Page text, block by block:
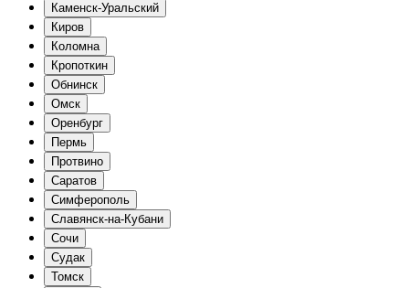
Каменск-Уральский
Киров
Коломна
Кропоткин
Обнинск
Омск
Оренбург
Пермь
Протвино
Саратов
Симферополь
Славянск-на-Кубани
Сочи
Судак
Томск